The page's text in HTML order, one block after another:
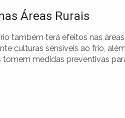
Áreas Rurais
também terá efeitos nas
culturas sensíveis ao frio,
tomem medidas preventivas